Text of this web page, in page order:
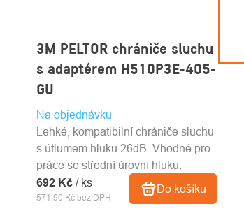
3M PELTOR chrániče sluchu
s adaptérem H510P3E-405-
GU
Na objednávku
571,90 Kč bez DPH
692 Kč / ks Do košíku
Lehké, kompatibilní chrániče sluchu
s útlumem hluku 26dB. Vhodné pro
práce se střední úrovní hluku.